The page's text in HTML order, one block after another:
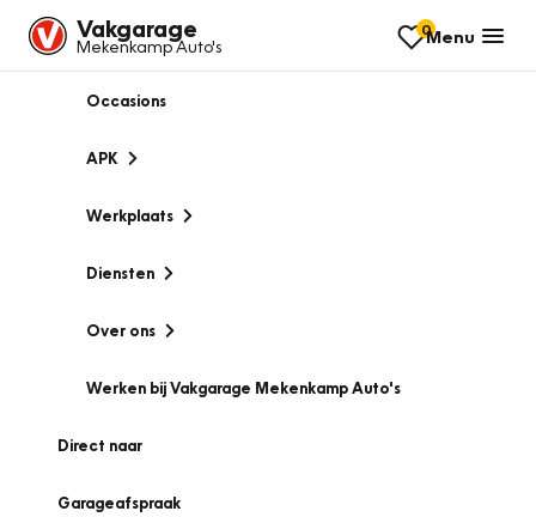
Vakgarage
Mekenkamp Auto's
0Menu
Occasions
APK
Werkplaats
Diensten
Over ons
Werken bij Vakgarage Mekenkamp Auto's
Direct naar
Garageafspraak